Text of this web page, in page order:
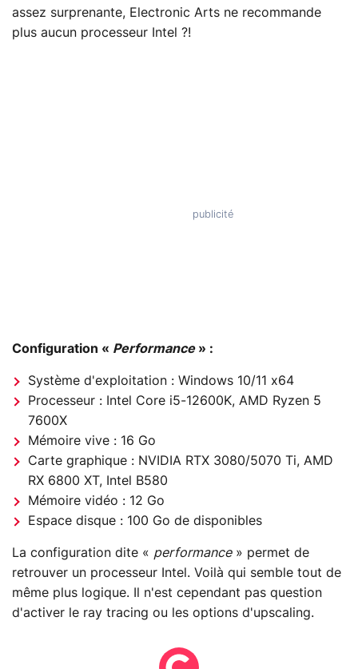
assez surprenante, Electronic Arts ne recommande
plus aucun processeur Intel ?!
Configuration « Performance » :
Système d'exploitation : Windows 10/11 x64
Processeur : Intel Core i5-12600K, AMD Ryzen 5
7600X
Mémoire vive : 16 Go
Carte graphique : NVIDIA RTX 3080/5070 Ti, AMD
RX 6800 XT, Intel B580
Mémoire vidéo : 12 Go
Espace disque : 100 Go de disponibles
La configuration dite « performance» permet de
retrouver un processeur Intel. Voilà qui semble tout de
même plus logique. Il n'est cependant pas question
d'activer le ray tracing ou les options d'upscaling.